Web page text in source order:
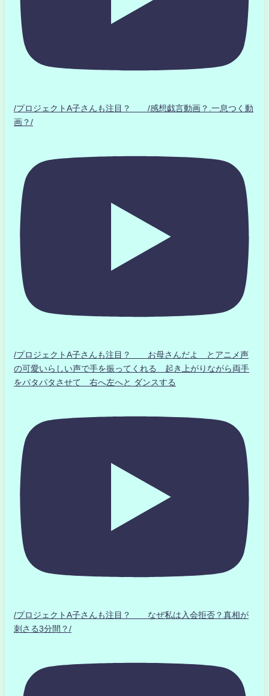
/プロジェクトA子さんも注目？ /感想戯言動画？.一息つく動
画？/
/プロジェクトA子さんも注目？ お母さんだよ とアニメ声
の可愛いらしい声で手を振ってくれる 起き上がりながら両手
をパタパタさせて 右へ左へと ダンスする
/プロジェクトA子さんも注目？ なぜ私は入会拒否？真相が
刺さる3分間？/